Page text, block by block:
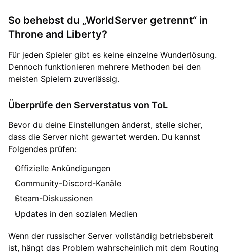
So behebst du „WorldServer getrennt“ in
Throne and Liberty?
Für jeden Spieler gibt es keine einzelne Wunderlösung.
Dennoch funktionieren mehrere Methoden bei den
meisten Spielern zuverlässig.
Überprüfe den Serverstatus von ToL
Bevor du deine Einstellungen änderst, stelle sicher,
dass die Server nicht gewartet werden. Du kannst
Folgendes prüfen:
Offizielle Ankündigungen
Community-Discord-Kanäle
Steam-Diskussionen
Updates in den sozialen Medien
Wenn der russischer Server vollständig betriebsbereit
ist, hängt das Problem wahrscheinlich mit dem Routing